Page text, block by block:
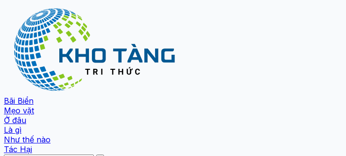
Bãi Biển
Mẹo vặt
Ở đâu
Là gì
Như thế nào
Tác Hại